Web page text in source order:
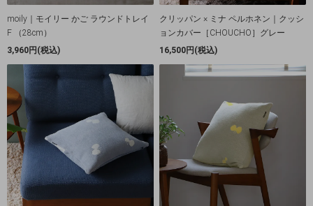
moily｜モイリー かご ラウンドトレイ
F （28cm）
3,960円(税込)
クリッパン × ミナ ペルホネン｜クッシ
ョンカバー［CHOUCHO］グレー
16,500円(税込)